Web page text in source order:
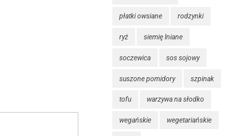
płatki owsiane rodzynki
ryż siemię lniane
soczewica sos sojowy
suszone pomidory szpinak
tofu warzywa na słodko
wegańskie wegetariańskie